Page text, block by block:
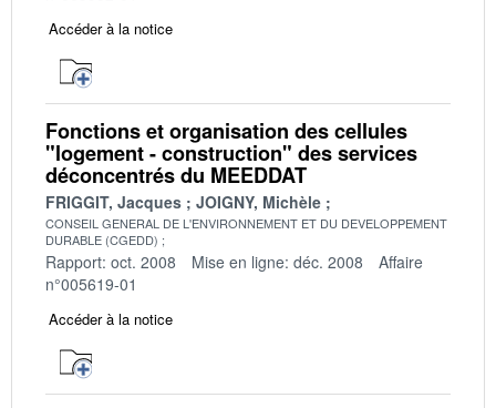
Accéder à la notice
Fonctions et organisation des cellules
"logement - construction" des services
déconcentrés du MEEDDAT
FRIGGIT, Jacques JOIGNY, Michèle
CONSEIL GENERAL DE L'ENVIRONNEMENT ET DU DEVELOPPEMENT
DURABLE (CGEDD)
Rapport: oct. 2008 Mise en ligne: déc. 2008
Affaire
n°005619-01
Accéder à la notice